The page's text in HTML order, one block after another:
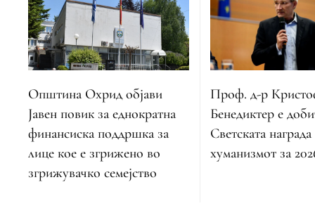
Општина Охрид објави
Јавен повик за еднократна
финансиска поддршка за
лице кое е згрижено во
згрижувачко семејство
Проф. д-р
Бенедиктер е
Светската
хуманизмот за